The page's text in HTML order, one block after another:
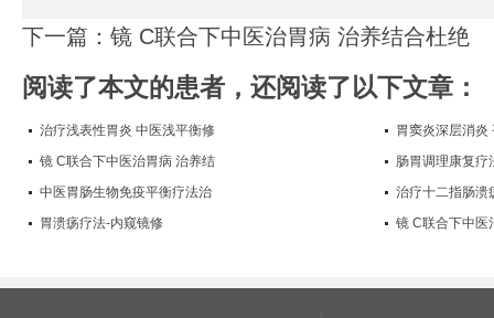
下一篇： 镜 C联合下中医治胃病 治养结合杜绝
阅读了本文的患者，还阅读了以下文章：
治疗浅表性胃炎 中医浅平衡修
胃窦炎深层消炎
镜 C联合下中医治胃病 治养结
肠胃调理康复疗
中医胃肠生物免疫平衡疗法治
治疗十二指肠溃
胃溃疡疗法-内窥镜修
镜 C联合下中医